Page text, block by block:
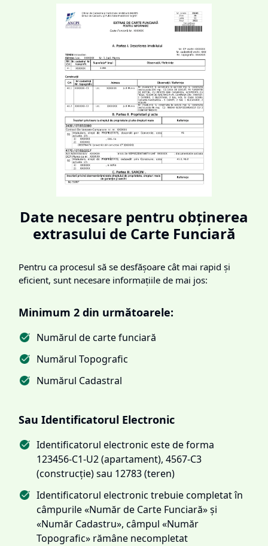
Date necesare pentru obținerea
extrasului de Carte Funciară
Pentru ca procesul să se desfășoare cât mai rapid și
eficient, sunt necesare informațiile de mai jos:
Minimum 2 din următoarele:
Numărul de carte funciară
Numărul Topografic
Numărul Cadastral
Sau Identificatorul Electronic
Identificatorul electronic este de forma
123456-C1-U2 (apartament), 4567-C3
(construcție) sau 12783 (teren)
Identificatorul electronic trebuie completat în
câmpurile «Număr de Carte Funciară» și
«Număr Cadastru», câmpul «Număr
Topografic» rămâne necompletat